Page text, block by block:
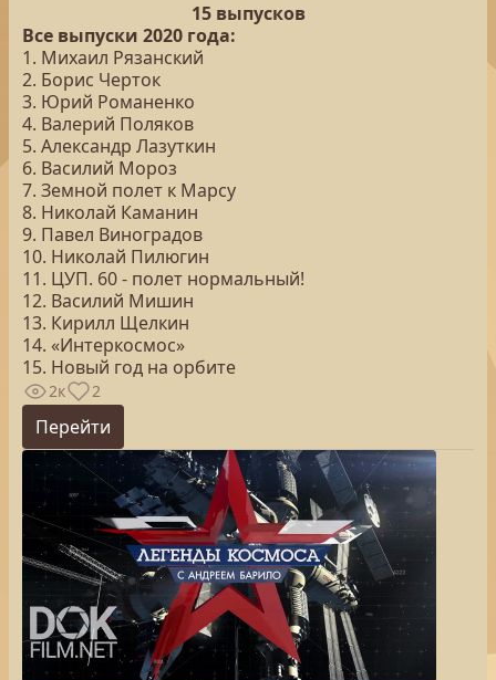
15 выпусков
Все выпуски 2020 года:
1. Михаил Рязанский
2. Борис Черток
3. Юрий Романенко
4. Валерий Поляков
5. Александр Лазуткин
6. Василий Мороз
7. Земной полет к Марсу
8. Николай Каманин
9. Павел Виноградов
10. Николай Пилюгин
11. ЦУП. 60 - полет нормальный!
12. Василий Мишин
13. Кирилл Щелкин
14. «Интеркосмос»
15. Новый год на орбите
2к 2
Перейти